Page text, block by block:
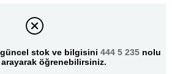
stok ve bilgisini 444 5 235 nolu
arayarak öğrenebilirsiniz.